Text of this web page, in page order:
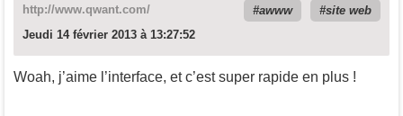
http://www.qwant.com/ awww
site web
Jeudi 14 février 2013 à 13:27:52
Woah, j’aime l’interface, et c’est super rapide en plus !